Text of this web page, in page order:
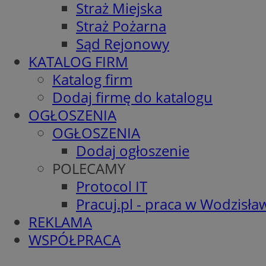
Straż Miejska
Straż Pożarna
Sąd Rejonowy
KATALOG FIRM
Katalog firm
Dodaj firmę do katalogu
OGŁOSZENIA
OGŁOSZENIA
Dodaj ogłoszenie
POLECAMY
Protocol IT
Pracuj.pl - praca w
REKLAMA
WSPÓŁPRACA